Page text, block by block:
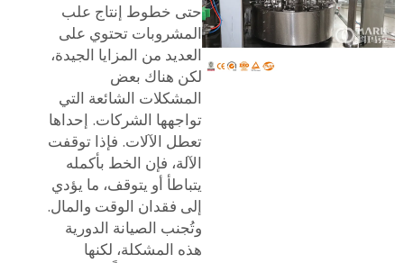
حتى خطوط إنتاج علب
المشروبات تحتوي على
العديد من المزايا الجيدة،
لكن هناك بعض
المشكلات الشائعة التي
تواجهها الشركات. إحداها
تعطل الآلات. فإذا توقفت
الآلة، فإن الخط بأكمله
يتباطأ أو يتوقف، ما يؤدي
إلى فقدان الوقت والمال.
وتُجنب الصيانة الدورية
هذه المشكلة، لكنها